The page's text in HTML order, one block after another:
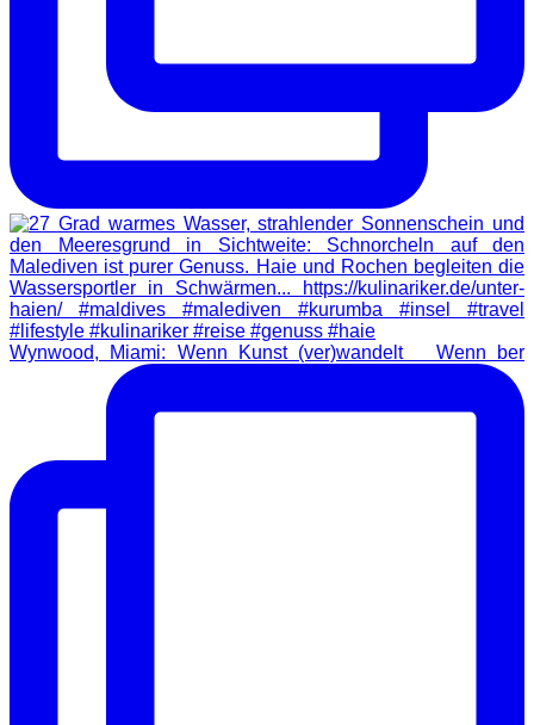
Wynwood, Miami: Wenn Kunst (ver)wandelt Wenn ber